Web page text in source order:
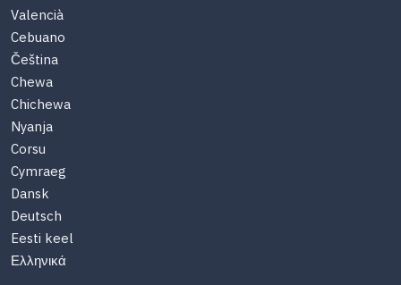
Valencià
Cebuano
Čeština
Chewa
Chichewa
Nyanja
Corsu
Cymraeg
Dansk
Deutsch
Eesti keel
Ελληνικά